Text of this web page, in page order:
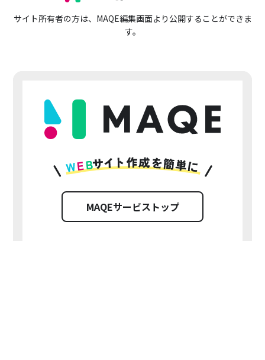
サイト所有者の方は、MAQE編集画面より公開することができま
す。
MAQEサービストップ